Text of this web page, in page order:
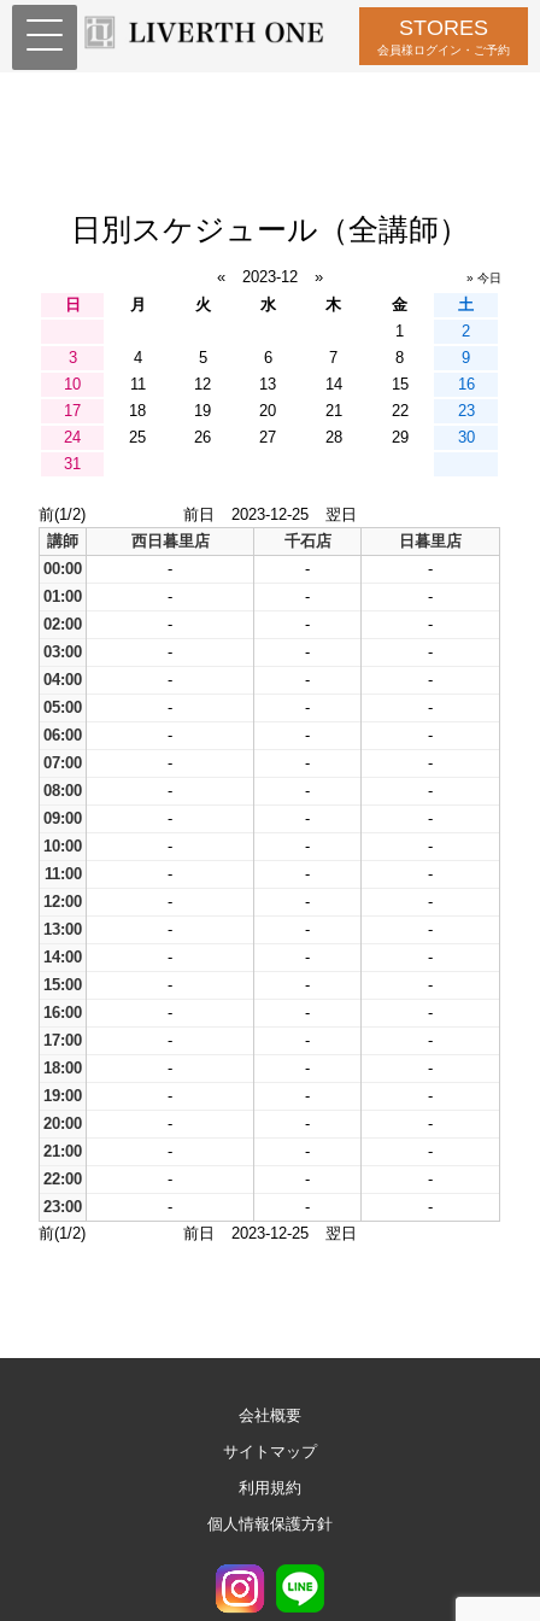
STORES
会員様ログイン・ご予約
日別スケジュール（全講師）
« 2023-12 » » 今日
日 月 火 水 木 金
土
1
2
3
4 5 6 7 8
9
10
11 12 13 14 15
16
17
18 19 20 21 22
23
24
25 26 27 28 29
30
31
前(1/2) 前日 2023-12-25
翌日
講師
西日暮里店 千石店
日暮里店
00:00
- -
-
01:00
- -
-
02:00
- -
-
03:00
- -
-
04:00
- -
-
05:00
- -
-
06:00
- -
-
07:00
- -
-
08:00
- -
-
09:00
- -
-
10:00
- -
-
11:00
- -
-
12:00
- -
-
13:00
- -
-
14:00
- -
-
15:00
- -
-
16:00
- -
-
17:00
- -
-
18:00
- -
-
19:00
- -
-
20:00
- -
-
21:00
- -
-
22:00
- -
-
23:00
- -
-
前(1/2)
前日 2023-12-25 翌日
会社概要
サイトマップ
利用規約
個人情報保護方針